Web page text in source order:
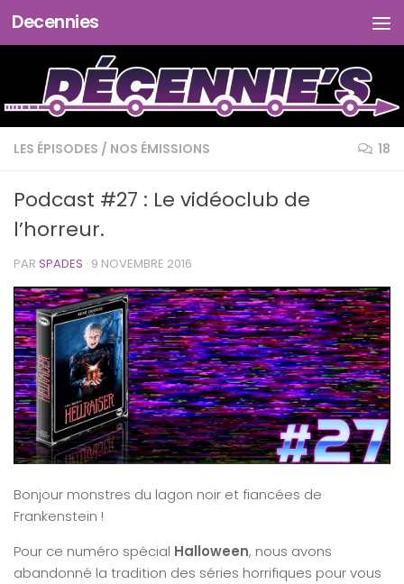
Skip to content
Decennies
LES ÉPISODES / NOS ÉMISSIONS 18
Podcast #27 : Le vidéoclub de
l’horreur.
PAR SPADES · 9 NOVEMBRE 2016
Bonjour monstres du lagon noir et fiancées de
Frankenstein !
Pour ce numéro spécial Halloween, nous avons
abandonné la tradition des séries horrifiques pour vous